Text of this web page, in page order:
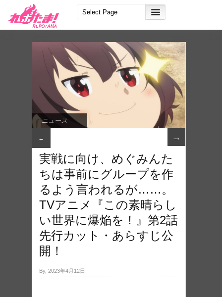
ニュース
← →
実戦に向け、めぐみんた
ちは事前にグループを作
るよう言われるが……。
TVアニメ『この素晴らし
い世界に爆焔を！』第2話
先行カット・あらすじ公
開！
By, 2023年4月12日